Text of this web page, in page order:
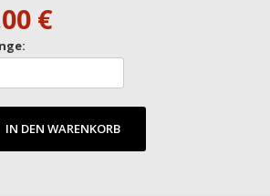
€
IN DEN WARENKORB